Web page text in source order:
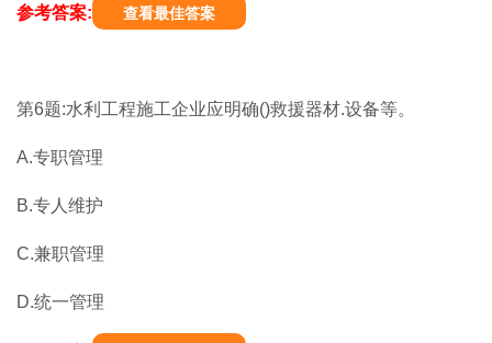
参考答案: 查看最佳答案
第6题:水利工程施工企业应明确()救援器材.设备等。
A.专职管理
B.专人维护
C.兼职管理
D.统一管理